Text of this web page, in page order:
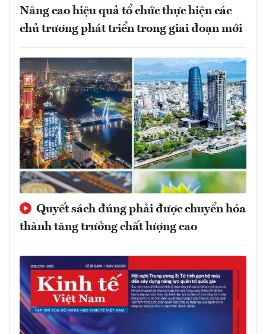
Nâng cao hiệu quả tổ chức thực hiện các
chủ trương phát triển trong giai đoạn mới
Quyết sách đúng phải được chuyển hóa
thành tăng trưởng chất lượng cao